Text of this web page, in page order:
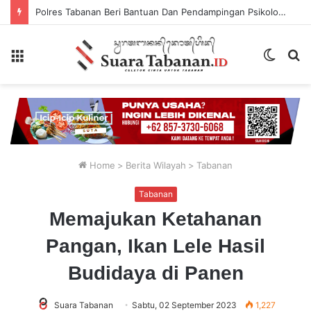
Polres Tabanan Beri Bantuan Dan Pendampingan Psikologis
Switch
Home > Berita Wilayah > Tabanan
Tabanan
Memajukan Ketahanan
Pangan, Ikan Lele Hasil
Budidaya di Panen
Suara Tabanan Sabtu, 02 September 2023 1,227